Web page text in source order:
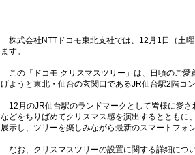
株式会社NTTドコモ東北支社では、12月1日（土
ます。
この「ドコモ クリスマスツリー」は、日頃のご愛
げようと東北・仙台の玄関口であるJR仙台駅2階コ
12月のJR仙台駅のランドマークとして皆様に愛
などをちりばめてクリスマス感を演出するととも
展示し、ツリーを楽しみながら最新のスマートフォ
なお、クリスマスツリーの設置に関する詳細につ